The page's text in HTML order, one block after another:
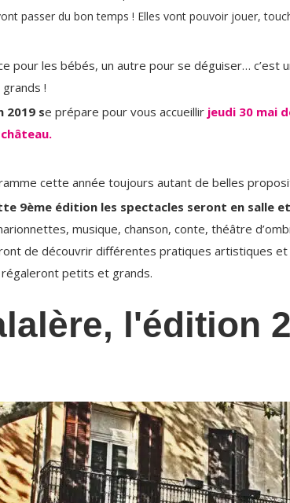
passer du bon temps ! Elles vont pouvoir jouer,
pour les bébés, un autre pour se déguiser… c’est
!
2019 se prépare pour vous accueillir jeudi 30 mai
cette année toujours autant de belles
9ème édition les spectacles seront en salle
musique, chanson, conte, théâtre
de découvrir différentes pratiques artistiques
petits et grands.
l'édition